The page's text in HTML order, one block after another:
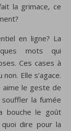
la grimace, ce
en ligne? La
mots qui
Ces cases à
Elle s’agace.
aime le geste de
la fumée
bouche le goût
dire pour la